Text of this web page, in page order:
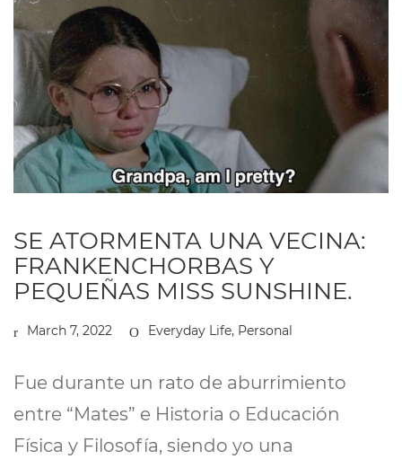
SE ATORMENTA UNA VECINA:
FRANKENCHORBAS Y
PEQUEÑAS MISS SUNSHINE.
March 7, 2022 Everyday Life, Personal
Fue durante un rato de aburrimiento
entre “Mates” e Historia o Educación
Física y Filosofía, siendo yo una